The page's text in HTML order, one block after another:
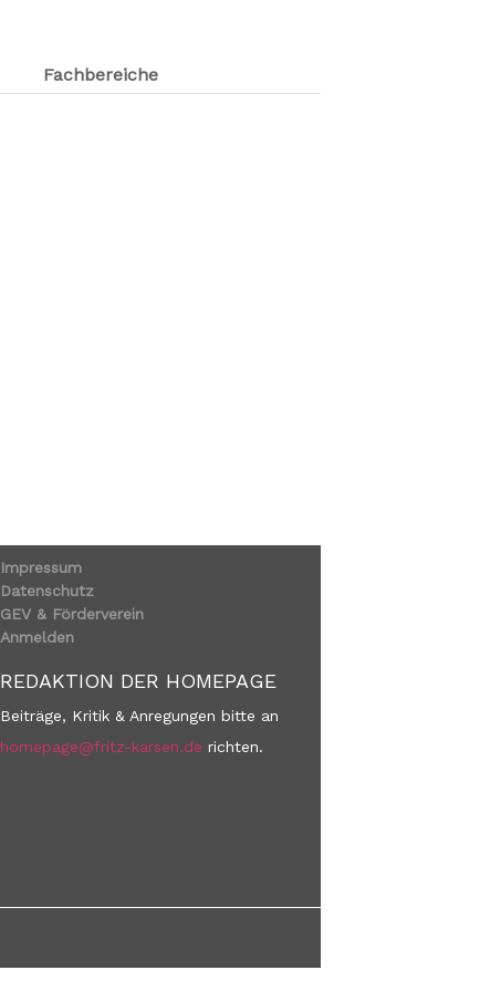
Fachbereiche
Impressum
Datenschutz
GEV & Förderverein
Anmelden
REDAKTION DER HOMEPAGE
Beiträge, Kritik & Anregungen bitte an
homepage@fritz-karsen.de richten.